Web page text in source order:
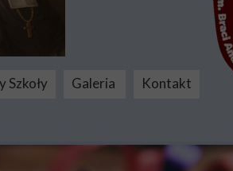
Szkoły Galeria Kontakt